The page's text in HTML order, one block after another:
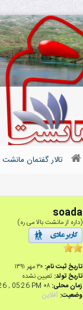
تالار گفتمان مانشت
soada
(داره از مانشت بالا می ره)
تاریخ ثبت نام: ۳۰ مهر ۱۳۹۱
تاریخ تولد: تعیین نشده
زمان محلی: ۰۸ August 2026 , 05:26 PM
وضعیت: آفلاین